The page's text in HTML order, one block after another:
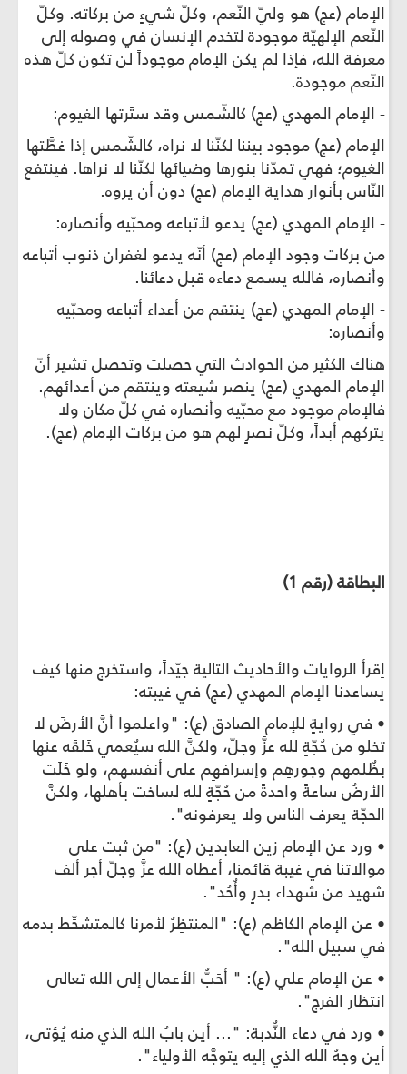
الإمام (عج) هو وليّ النّعم، وكلّ شيءٍ من بركاته. وكلّ
النّعم الإلهيّة موجودة لتخدم الإنسان في وصوله إلى
معرفة الله، فإذا لم يكن الإمام موجوداً لن تكون كلّ هذه
النّعم موجودة.
- الإمام المهدي (عج) كالشّمس وقد ستَرتها الغيوم:
الإمام (عج) موجود بيننا لكنّنا لا نراه، كالشّمس إذا غطَّتها
الغيوم؛ فهي تمدّنا بنورها وضيائها لكنّنا لا نراها. فينتفع
النّاس بأنوار هداية الإمام (عج) دون أن يروه.
- الإمام المهدي (عج) يدعو لأتباعه ومحبّيه وأنصاره:
من بركات وجود الإمام (عج) أنّه يدعو لغفران ذنوب أتباعه
وأنصاره، فالله يسمع دعاءه قبل دعائنا.
- الإمام المهدي (عج) ينتقم من أعداء أتباعه ومحبّيه
وأنصاره:
هناك الكثير من الحوادث التي حصلت وتحصل تشير أنّ
الإمام المهدي (عج) ينصر شيعته وينتقم من أعدائهم.
فالإمام موجود مع محبّيه وأنصاره في كلّ مكان ولا
يتركهم أبداً، وكلّ نصرٍ لهم هو من بركات الإمام (عج).
البطاقة (رقم 1)
اِقرأ الروايات والأحاديث التالية جيّداً، واستخرج منها كيف
يساعدنا الإمام المهدي (عج) في غيبته:
• في روايةٍ للإمام الصادق (ع): "واعلموا أنَّ الأرضَ لا
تخلو من حُجّةٍ لله عزَّ وجلّ، ولكنَّ الله سيُعمي خَلقَه عنها
بظُلمهم وجَورهِم وإسرافهِم على أنفسهم، ولو خَلَت
الأرضُ ساعةً واحدةً من حُجّةٍ لله لساخت بأهلها، ولكنَّ
الحجّة يعرف الناس ولا يعرفونه".
• ورد عن الإمام زين العابدين (ع): "من ثبت على
موالاتنا في غيبة قائمنا، أعطاه الله عزَّ وجلّ أجر ألف
شهيد من شهداء بدرٍ وأُحُد".
• عن الإمام الكاظم (ع): "المنتظِرُ لأمرنا كالمتشحِّط بدمه
في سبيل الله".
• عن الإمام علي (ع): " أَحَبُّ الأعمال إلى الله تعالى
انتظار الفرج".
• ورد في دعاء النُّدبة: "... أين بابُ الله الذي منه يُؤتى،
أين وجهُ الله الذي إليه يتوجَّه الأولياء".